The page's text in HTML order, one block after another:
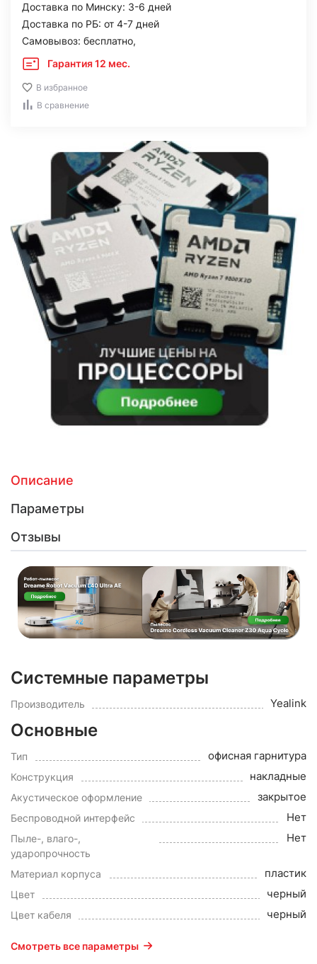
Доставка по Минску: 3-6 дней
Доставка по РБ: от 4-7 дней
Самовывоз: бесплатно,
Гарантия 12 мес.
В избранное
В сравнение
Описание
Параметры
Отзывы
Системные параметры
Производитель Yealink
Основные
Тип офисная гарнитура
Конструкция накладные
Акустическое оформление закрытое
Беспроводной интерфейс Нет
Пыле-, влаго-,
ударопрочность
Нет
Материал корпуса пластик
Цвет черный
Цвет кабеля черный
Смотреть все параметры